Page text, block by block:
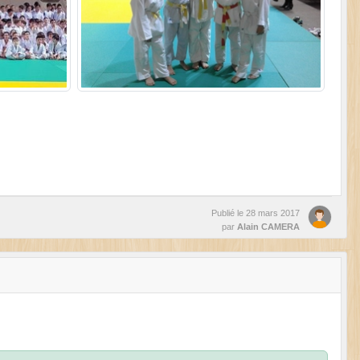
Publié le 28 mars 2017
par Alain CAMERA